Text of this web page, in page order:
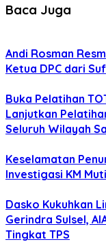
Baca Juga
Andi Rosman
Ketua DPC dari
Buka Pelatihan
Lanjutkan
Seluruh Wilayah
Keselamatan
Investigasi KM
Dasko Kukuhkan
Gerindra Sulsel,
Tingkat TPS